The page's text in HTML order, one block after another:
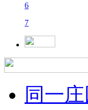
6
7
同一